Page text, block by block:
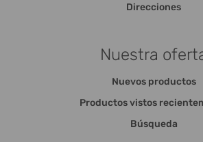
Direcciones
Nuestra
Nuevos productos
Productos vistos
Búsqueda